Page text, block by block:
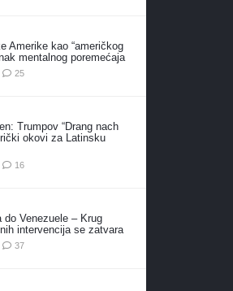
Amerike kao “američkog
mentalnog poremećaja
25komentara
Trumpov “Drang nach
okovi za Latinsku
16komentara
do Venezuele – Krug
intervencija se zatvara
37komentara